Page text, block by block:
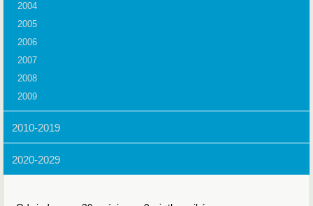
2004
2005
2006
2007
2008
2009
2010-2019
2020-2029